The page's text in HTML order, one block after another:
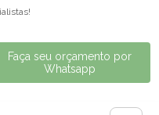
Faça seu orçamento por
Whatsapp